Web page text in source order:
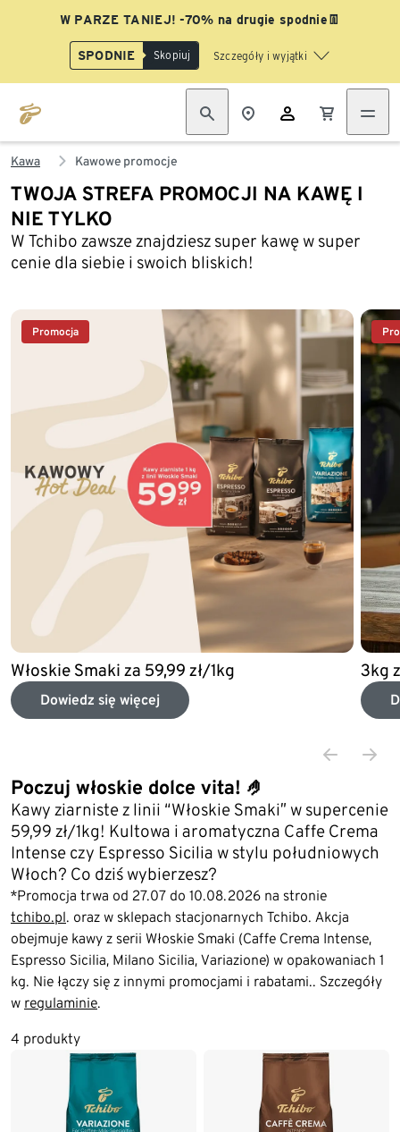
W PARZE TANIEJ! -70% na drugie spodnie👖
SPODNIE Skopiuj Szczegóły i wyjątki
Kawa Kawowe promocje
TWOJA STREFA PROMOCJI NA KAWĘ I
NIE TYLKO
W Tchibo zawsze znajdziesz super kawę w super
cenie dla siebie i swoich bliskich!
Promocja
Włoskie Smaki za 59,99 zł/1kg
Dowiedz się więcej
3kg
Koniec listy
Poczuj włoskie dolce vita! 🤌
Kawy ziarniste z linii “Włoskie Smaki” w supercenie
59,99 zł/1kg! Kultowa i aromatyczna Caffe Crema
Intense czy Espresso Sicilia w stylu południowych
Włoch? Co dziś wybierzesz?
*Promocja trwa od 27.07 do 10.08.2026 na stronie
tchibo.pl. oraz w sklepach stacjonarnych Tchibo. Akcja
obejmuje kawy z serii Włoskie Smaki (Caffe Crema Intense,
Espresso Sicilia, Milano Sicilia, Variazione) w opakowaniach 1
kg. Nie łączy się z innymi promocjami i rabatami.. Szczegóły
w regulaminie.
4 produkty